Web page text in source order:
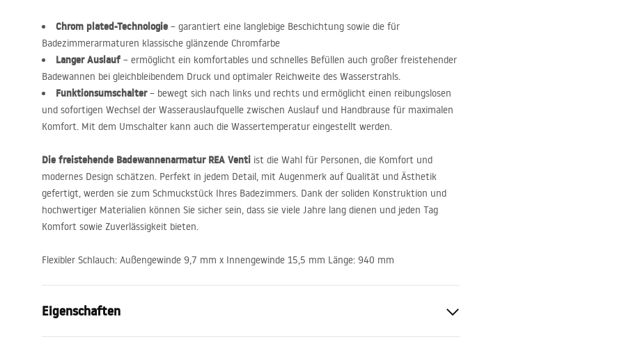
Chrom plated-Technologie – garantiert eine langlebige Beschichtung sowie die für
Badezimmerarmaturen klassische glänzende Chromfarbe
Langer Auslauf – ermöglicht ein komfortables und schnelles Befüllen auch großer freistehender
Badewannen bei gleichbleibendem Druck und optimaler Reichweite des Wasserstrahls.
Funktionsumschalter– bewegt sich nach links und rechts und ermöglicht einen reibungslosen
und sofortigen Wechsel der Wasserauslaufquelle zwischen Auslauf und Handbrause für maximalen
Komfort. Mit dem Umschalter kann auch die Wassertemperatur eingestellt werden.
Die freistehende Badewannenarmatur REA Venti ist die Wahl für Personen, die Komfort und
modernes Design schätzen. Perfekt in jedem Detail, mit Augenmerk auf Qualität und Ästhetik
gefertigt, werden sie zum Schmuckstück Ihres Badezimmers. Dank der soliden Konstruktion und
hochwertiger Materialien können Sie sicher sein, dass sie viele Jahre lang dienen und jeden Tag
Komfort sowie Zuverlässigkeit bieten.
Flexibler Schlauch: Außengewinde 9,7 mm x Innengewinde 15,5 mm Länge: 940 mm
Eigenschaften